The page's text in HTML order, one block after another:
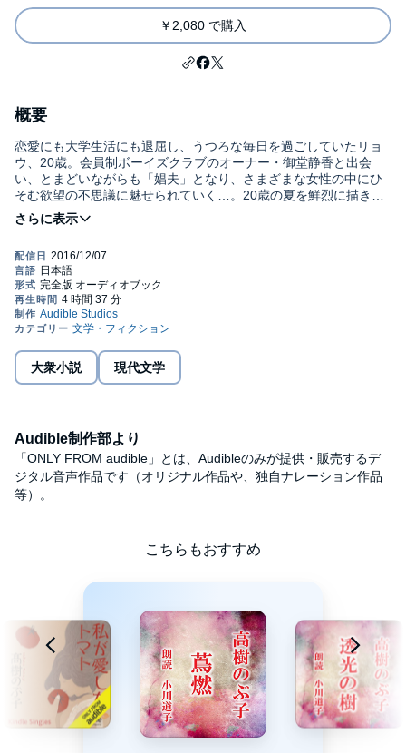
￥2,080 で購入
概要
恋愛にも大学生活にも退屈し、うつろな毎日を過ごしていたリョ
ウ、20歳。会員制ボーイズクラブのオーナー・御堂静香と出会
い、とまどいながらも「娼夫」となり、さまざまな女性の中にひ
そむ欲望の不思議に魅せられていく…。20歳の夏を鮮烈に描き出
す恋愛小説。石田衣良本人による朗読でお楽しみください。© 石
田衣良 (P) 2016 Audible, Inc.
大衆小説 現代文学
Audible制作部より
「ONLY FROM audible」とは、Audibleのみが提供・販売するデ
ジタル音声作品です（オリジナル作品や、独自ナレーション作品
等）。
こちらもおすすめ